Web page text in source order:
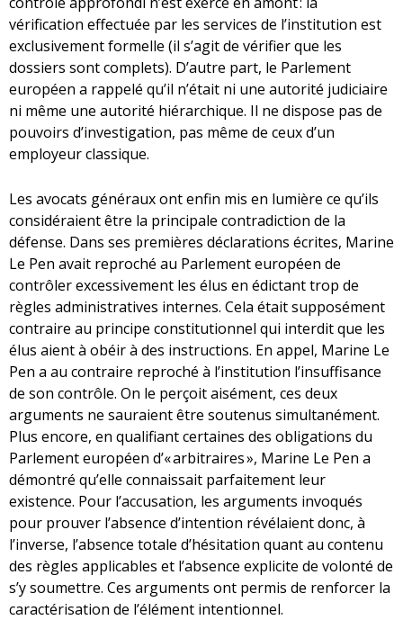
vérification effectuée par les services de l’institution est
exclusivement formelle (il s’agit de vérifier que les
dossiers sont complets). D’autre part, le Parlement
européen a rappelé qu’il n’était ni une autorité judiciaire
ni même une autorité hiérarchique. Il ne dispose pas de
pouvoirs d’investigation, pas même de ceux d’un
employeur classique.
Les avocats généraux ont enfin mis en lumière ce qu’ils
considéraient être la principale contradiction de la
défense. Dans ses premières déclarations écrites, Marine
Le Pen avait reproché au Parlement européen de
contrôler excessivement les élus en édictant trop de
règles administratives internes. Cela était supposément
contraire au principe constitutionnel qui interdit que les
élus aient à obéir à des instructions. En appel, Marine Le
Pen a au contraire reproché à l’institution l’insuffisance
de son contrôle. On le perçoit aisément, ces deux
arguments ne sauraient être soutenus simultanément.
Plus encore, en qualifiant certaines des obligations du
Parlement européen d’« arbitraires », Marine Le Pen a
démontré qu’elle connaissait parfaitement leur
existence. Pour l’accusation, les arguments invoqués
pour prouver l’absence d’intention révélaient donc, à
l’inverse, l’absence totale d’hésitation quant au contenu
des règles applicables et l’absence explicite de volonté de
s’y soumettre. Ces arguments ont permis de renforcer la
caractérisation de l’élément intentionnel.